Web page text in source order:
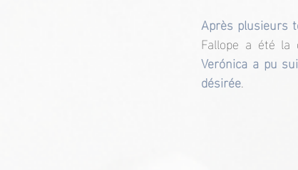
Après plusieurs
Fallope a été la
Verónica a pu
désirée.